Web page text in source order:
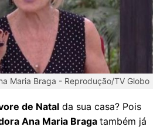
Maria Braga - Reprodução/TV Globo
de Natal da sua casa? Pois
Ana Maria Braga também já